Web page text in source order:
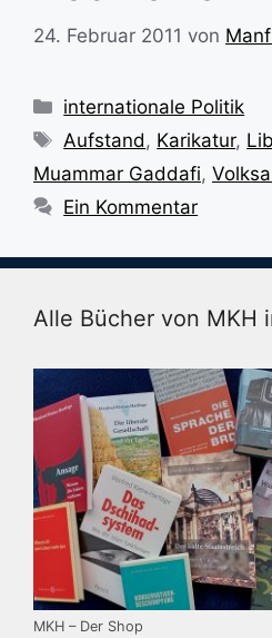
24. Februar 2011 von
Kategorien
internationale Politik
Schlagwörter
Aufstand , Karikatur,
Muammar Gaddafi,
Ein Kommentar
Alle Bücher von MKH
MKH – Der Shop